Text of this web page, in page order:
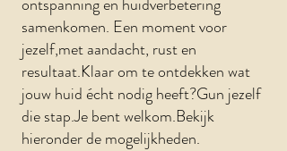
samenkomen. Een moment voor
jezelf,met aandacht, rust en
resultaat.Klaar om te ontdekken wat
jouw huid écht nodig heeft?Gun jezelf
die stap.Je bent welkom.Bekijk
hieronder de mogelijkheden.